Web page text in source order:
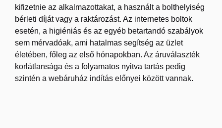
kifizetnie az alkalmazottakat, a használt a bolthelyiség
bérleti díját vagy a raktározást. Az internetes boltok
esetén, a higiéniás és az egyéb betartandó szabályok
sem mérvadóak, ami hatalmas segítség az üzlet
életében, főleg az első hónapokban. Az áruválaszték
korlátlansága és a folyamatos nyitva tartás pedig
szintén a webáruház indítás előnyei között vannak.